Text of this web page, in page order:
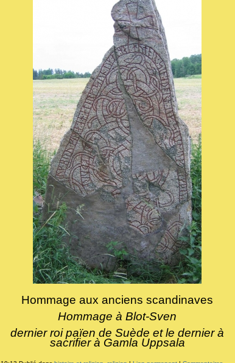
Hommage aux anciens scandinaves
Hommage à Blot-Sven
dernier roi païen de Suède et le dernier à
sacrifier à Gamla Uppsala